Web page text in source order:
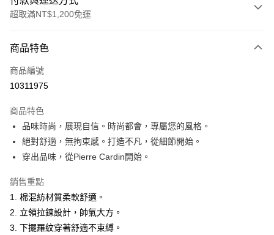
超取滿NT$1,200免運
信用卡一次付款
超商取貨付款
Apple Pay
悠遊付
ATM付款
商品特色
商品編號
10311975
商品特色
品味時尚，展現自信。時尚都會，專屬您的風格。
絕對舒適，無拘束感。打造不凡，從細節開始。
穿出品味，從Pierre Cardin開始。
銷售重點
1. 棉混紡材質柔軟舒適。
2. 立領拉鍊設計，帥氣大方。
3. 下擺羅紋穿著舒適不束縛。